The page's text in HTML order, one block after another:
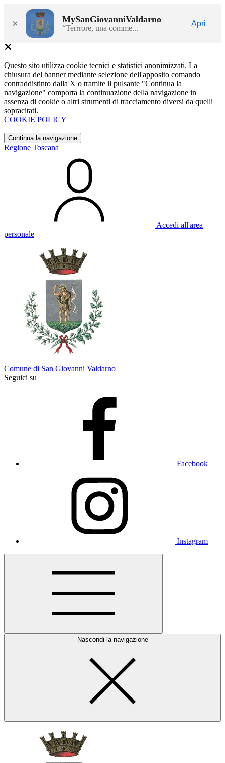
× MySanGiovanniValdarno
“Terrrore, una comme...
Apri
Questo sito utilizza cookie tecnici e statistici anonimizzati. La
chiusura del banner mediante selezione dell'apposito comando
contraddistinto dalla X o tramite il pulsante "Continua la
navigazione" comporta la continuazione della navigazione in
assenza di cookie o altri strumenti di tracciamento diversi da quelli
sopracitati.
COOKIE POLICY
Continua la navigazione
Regione Toscana
Accedi all'area
personale
Comune di San Giovanni Valdarno
Seguici su
Facebook
Instagram
Nascondi la navigazione